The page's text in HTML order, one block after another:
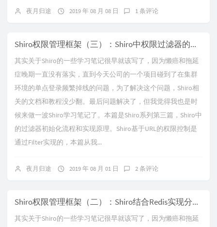
夜月归途 2019 年 08 月 08 日 1 条评论
Shiro权限管理框架（三）：Shiro中权限过滤器的初始化流程和实现原理
其实关于Shiro的一些学习笔记很早就该写了，因为懒癌和拖延
症晚期一直没有落实，直到今天公司的一个项目碰到了在集群
环境的单点登录频繁掉线的问题，为了解决这个问题，Shiro相
关的文档和教程没少翻。最后问题解决了，但我觉得我也是时
候来做一波Shiro学习笔记了。本篇是Shiro系列第三篇，Shiro中
的过滤器初始化流程和实现原理。Shiro基于URL的权限控制是
通过Filter实现的，本篇从我...
夜月归途 2019 年 08 月 01 日 2 条评论
Shiro权限管理框架（二）：Shiro结合Redis实现分布式或集群环境下的Session共享
其实关于Shiro的一些学习笔记很早就该写了，因为懒癌和拖延